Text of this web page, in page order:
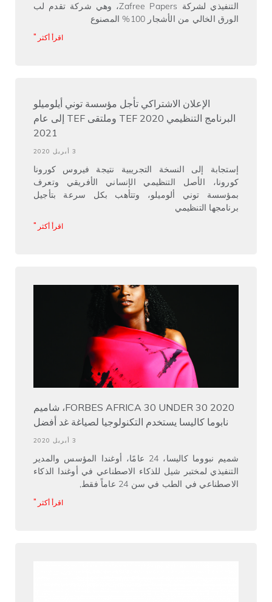
التنفيذي لشركة Zafree Papers، وهي شركة تقدم لب
الورق الخالي من الأشجار 100% المصنوع
اقرأ أكثر "
الإعلان الاشتراكي تأجل مؤسسة توني أيلوميلو
البرنامج التنظيمي TEF 2020 وملتقى TEF إلى عام
2021
3 أبريل 2020
إستجابة إلى النسخة التجريبية نتيجة فيروس كورونا
كورونا، الأصل التنظيمي الإنساني الأفريقي وتعرف
بمؤسسة توني ألوميلو، وتتأهب بكل سرعة بتأجيل
برنامجها التنظيمي
اقرأ أكثر "
2020 FORBES AFRICA 30 UNDER 30، شاميم
نابوما كاليسا يستخدم التكنولوجيا لصياغة غد أفضل
3 أبريل 2020
شميم نبووما كاليسا، 24 عامًا، أوغندا المؤسس والمدير
التنفيذي لمختبر شيل للذكاء الاصطناعي في أوغندا الذكاء
الاصطناعي في الطب في سن 24 عاماً فقط,
اقرأ أكثر "